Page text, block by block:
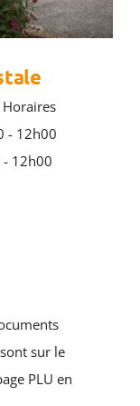
- 12h00
- 12h00
sur le
PLU en